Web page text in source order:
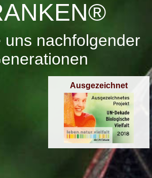
uns nachfolgender
Ausgezeichnet